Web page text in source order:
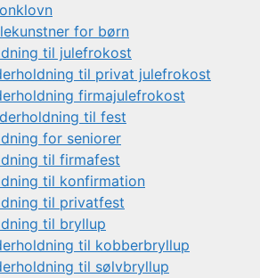
for børn
til julefrokost
til privat julefrokost
firmajulefrokost
til fest
for seniorer
til firmafest
til konfirmation
til privatfest
til bryllup
til kobberbryllup
til sølvbryllup